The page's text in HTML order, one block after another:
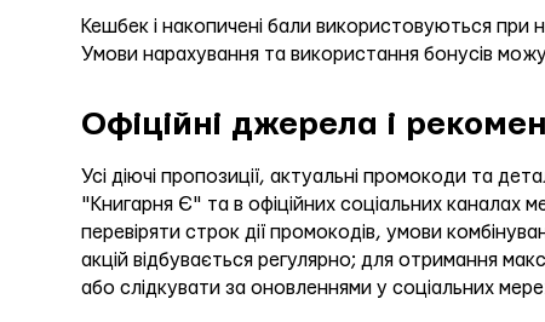
Кешбек і накопичені бали використовуються при
Умови нарахування та використання бонусів
Офіційні джерела і
Усі діючі пропозиції, актуальні промокоди та
"Книгарня Є" та в офіційних соціальних каналах
перевіряти строк дії промокодів, умови
акцій відбувається регулярно; для отримання
або слідкувати за оновленнями у соціальних